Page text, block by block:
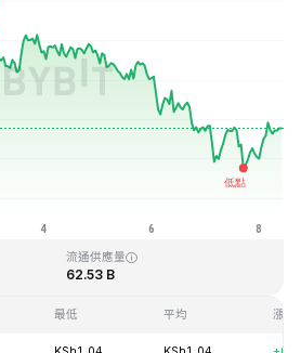
KSh0.002686
流通供應量
62.53 B
最低 平均 漲跌